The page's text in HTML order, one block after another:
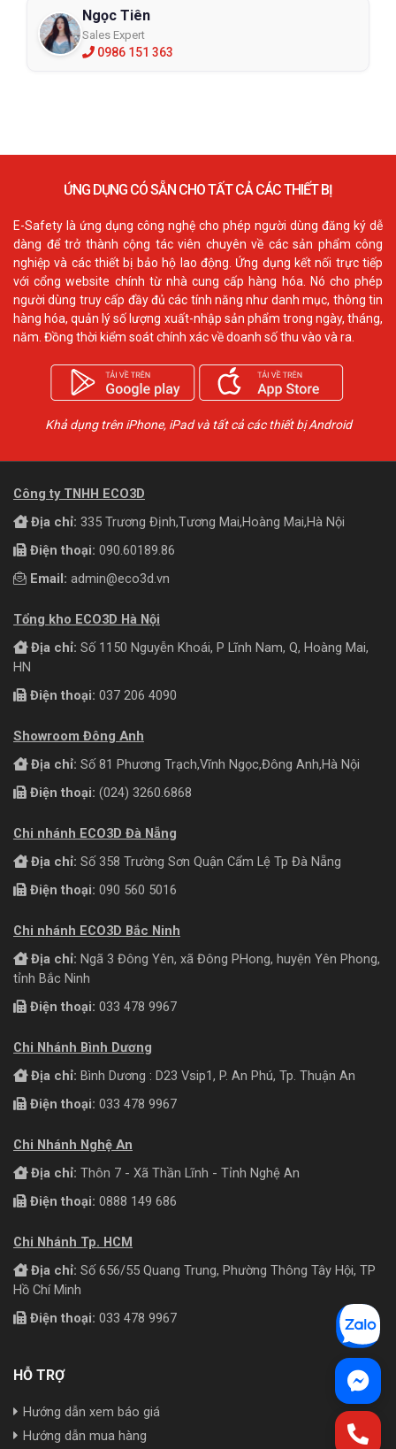
Ngọc Tiên
Sales Expert
0986 151 363
ỨNG DỤNG CÓ SẴN CHO TẤT CẢ CÁC THIẾT BỊ
E-Safety là ứng dụng công nghệ cho phép người dùng đăng ký dễ
dàng để trở thành cộng tác viên chuyên về các sản phẩm công
nghiệp và các thiết bị bảo hộ lao động. Ứng dụng kết nối trực tiếp
với cổng website chính từ nhà cung cấp hàng hóa. Nó cho phép
người dùng truy cấp đầy đủ các tính năng như danh mục, thông tin
hàng hóa, quản lý số lượng xuất-nhập sản phẩm trong ngày, tháng,
năm. Đồng thời kiểm soát chính xác về doanh số thu vào và ra.
Khả dụng trên iPhone, iPad và tất cả các thiết bị Android
Công ty TNHH ECO3D
Địa chỉ: 335 Trương Định,Tương Mai,Hoàng Mai,Hà Nội
Điện thoại: 090.60189.86
Email: admin@eco3d.vn
Tổng kho ECO3D Hà Nội
Địa chỉ: Số 1150 Nguyễn Khoái, P Lĩnh Nam, Q, Hoàng Mai,
HN
Điện thoại: 037 206 4090
Showroom Đông Anh
Địa chỉ: Số 81 Phương Trạch,Vĩnh Ngọc,Đông Anh,Hà Nội
Điện thoại: (024) 3260.6868
Chi nhánh ECO3D Đà Nẵng
Địa chỉ: Số 358 Trường Sơn Quận Cẩm Lệ Tp Đà Nẵng
Điện thoại: 090 560 5016
Chi nhánh ECO3D Bắc Ninh
Địa chỉ: Ngã 3 Đông Yên, xã Đông PHong, huyện Yên Phong,
tỉnh Bắc Ninh
Điện thoại: 033 478 9967
Chi Nhánh Bình Dương
Địa chỉ: Bình Dương : D23 Vsip1, P. An Phú, Tp. Thuận An
Điện thoại: 033 478 9967
Chi Nhánh Nghệ An
Địa chỉ: Thôn 7 - Xã Thần Lĩnh - Tỉnh Nghệ An
Điện thoại: 0888 149 686
Chi Nhánh Tp. HCM
Địa chỉ: Số 656/55 Quang Trung, Phường Thông Tây Hội, TP
Hồ Chí Minh
Điện thoại: 033 478 9967
HỖ TRỢ
Hướng dẫn xem báo giá
Hướng dẫn mua hàng